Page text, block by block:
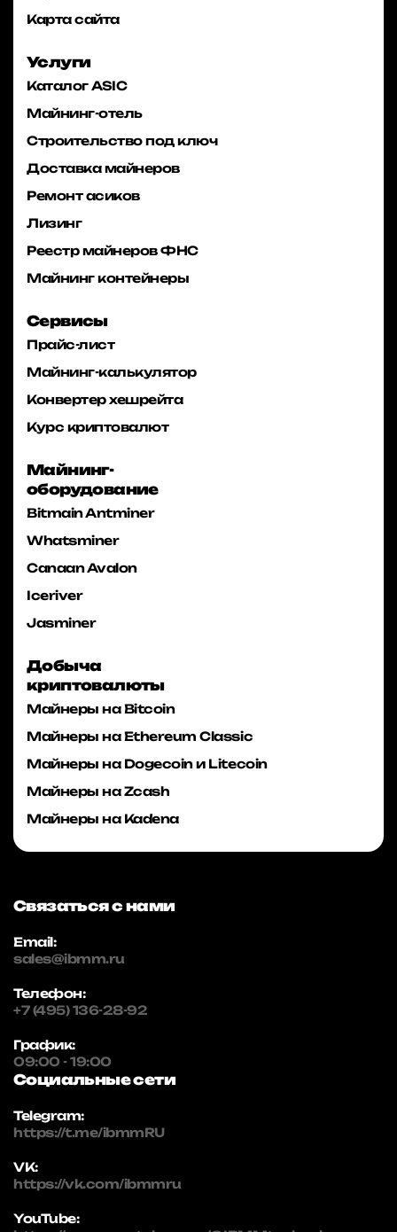
Карта сайта
Услуги
Каталог ASIC
Майнинг-отель
Строительство под ключ
Доставка майнеров
Ремонт асиков
Лизинг
Реестр майнеров ФНС
Майнинг контейнеры
Сервисы
Прайс-лист
Майнинг-калькулятор
Конвертер хешрейта
Курс криптовалют
Майнинг-
оборудование
Bitmain Antminer
Whatsminer
Canaan Avalon
Iceriver
Jasminer
Добыча
криптовалюты
Майнеры на Bitcoin
Майнеры на Ethereum Classic
Майнеры на Dogecoin и Litecoin
Майнеры на Zcash
Майнеры на Kadena
Связаться с нами
Email:
sales@ibmm.ru
Телефон:
+7 (495) 136-28-92
График:
09:00 - 19:00
Социальные сети
Telegram:
https://t.me/ibmmRU
VK:
https://vk.com/ibmmru
YouTube: